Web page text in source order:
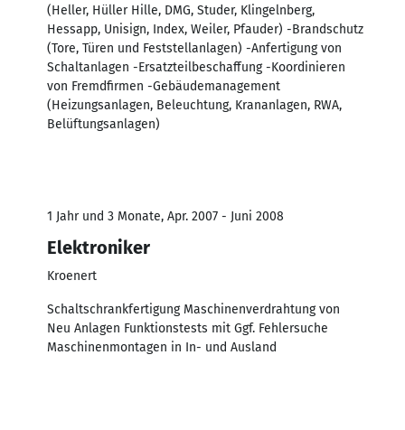
(Heller, Hüller Hille, DMG, Studer, Klingelnberg,
Hessapp, Unisign, Index, Weiler, Pfauder) -Brandschutz
(Tore, Türen und Feststellanlagen) -Anfertigung von
Schaltanlagen -Ersatzteilbeschaffung -Koordinieren
von Fremdfirmen -Gebäudemanagement
(Heizungsanlagen, Beleuchtung, Krananlagen, RWA,
Belüftungsanlagen)
1 Jahr und 3 Monate, Apr. 2007 - Juni 2008
Elektroniker
Kroenert
Schaltschrankfertigung Maschinenverdrahtung von
Neu Anlagen Funktionstests mit Ggf. Fehlersuche
Maschinenmontagen in In- und Ausland